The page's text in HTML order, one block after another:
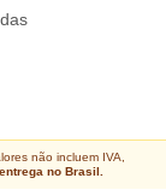
não incluem IVA,
no Brasil.